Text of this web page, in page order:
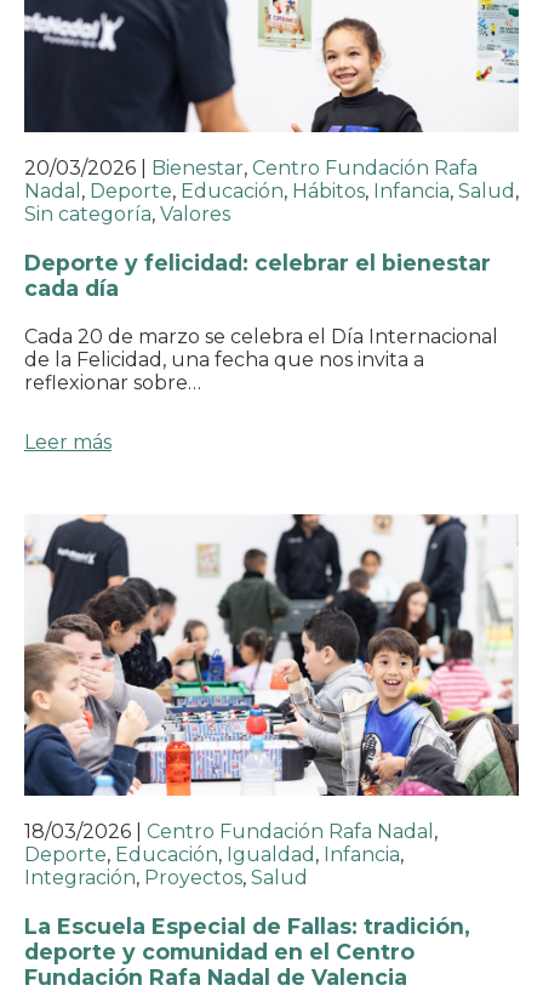
20/03/2026 Bienestar, Centro Fundación Rafa
Nadal , Deporte, Educación, Hábitos, Infancia, Salud ,
Sin categoría, Valores
Deporte y felicidad: celebrar el bienestar
cada día
Cada 20 de marzo se celebra el Día Internacional
de la Felicidad, una fecha que nos invita a
reflexionar sobre…
Leer más
18/03/2026 Centro Fundación Rafa Nadal ,
Deporte, Educación, Igualdad , Infancia,
Integración, Proyectos, Salud
La Escuela Especial de Fallas: tradición,
deporte y comunidad en el Centro
Fundación Rafa Nadal de Valencia